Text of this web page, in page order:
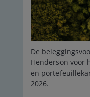
De
Henderson voor
en
2026.